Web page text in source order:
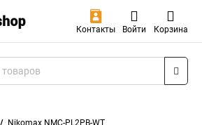
Контакты Войти Корзина
Nikomax NMC-PL2PB-WT